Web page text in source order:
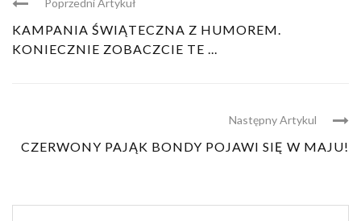
Poprzedni Artykuł
KAMPANIA ŚWIĄTECZNA Z HUMOREM.
KONIECZNIE ZOBACZCIE TE ...
Następny Artykul
CZERWONY PAJĄK BONDY POJAWI SIĘ W MAJU!